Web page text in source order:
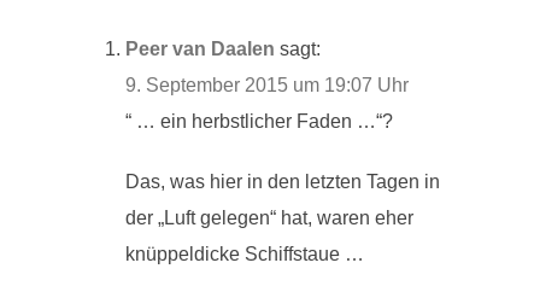
Peer van Daalen sagt:
9. September 2015 um 19:07 Uhr
“ … ein herbstlicher Faden …“?
Das, was hier in den letzten Tagen in
der „Luft gelegen“ hat, waren eher
knüppeldicke Schiffstaue …